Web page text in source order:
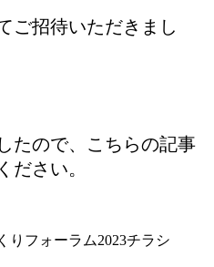
ご招待いただきまし
たので、こちらの記事
ださい。